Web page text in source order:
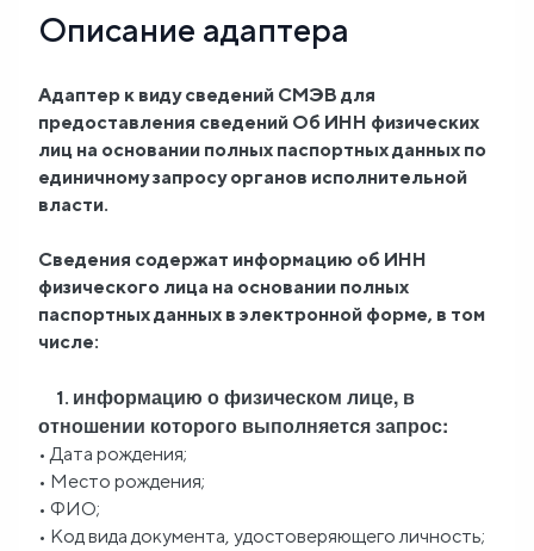
Блог
О
нас
FAQ
Описание адаптера
Адаптер к виду сведений СМЭВ для
предоставления сведений Об ИНН физических
лиц на основании полных паспортных данных по
единичному запросу органов исполнительной
власти.
Сведения содержат информацию об ИНН
физического лица на основании полных
паспортных данных в электронной форме, в том
числе:
1. информацию о физическом лице, в
отношении которого выполняется запрос:
• Дата рождения;
• Место рождения;
• ФИО;
• Код вида документа, удостоверяющего личность;